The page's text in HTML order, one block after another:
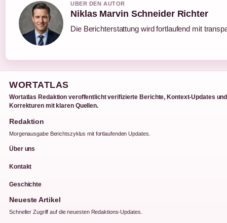
UBER DEN AUTOR
Niklas Marvin Schneider Richter
Die Berichterstattung wird fortlaufend mit
WORTATLAS
Wortatlas Redaktion veroffentlicht verifizierte Berichte, Kontext-Updates und
Korrekturen mit klaren Quellen.
Redaktion
Morgenausgabe Berichtszyklus mit fortlaufenden Updates.
Über uns
Kontakt
Geschichte
Neueste Artikel
Schneller Zugriff auf die neuesten Redaktions-Updates.